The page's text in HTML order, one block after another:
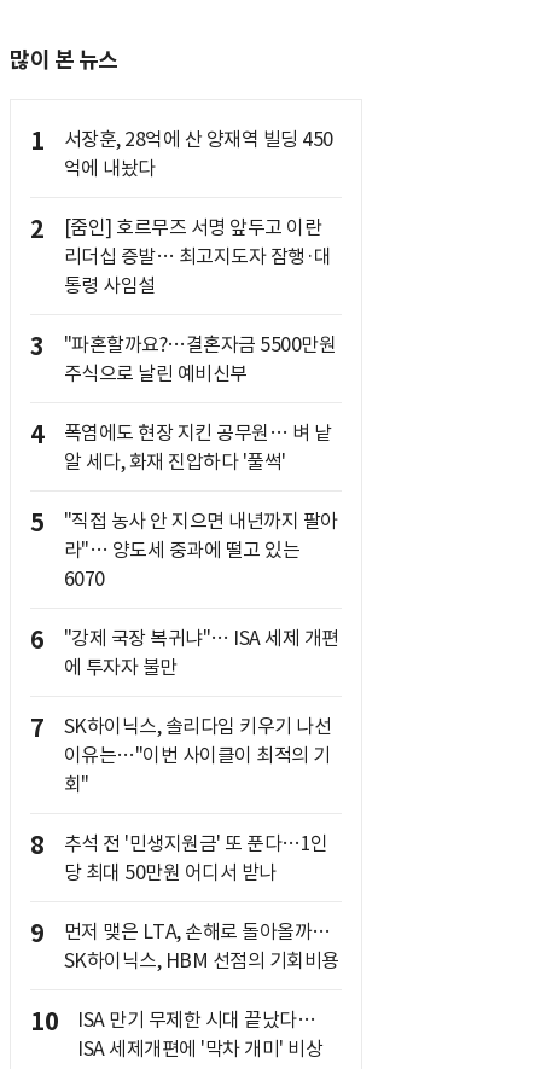
많이 본 뉴스
1
서장훈, 28억에 산 양재역 빌딩 450
억에 내놨다
2
[줌인] 호르무즈 서명 앞두고 이란
리더십 증발… 최고지도자 잠행·대
통령 사임설
3
"파혼할까요?…결혼자금 5500만원
주식으로 날린 예비신부
4
폭염에도 현장 지킨 공무원… 벼 낱
알 세다, 화재 진압하다 '풀썩'
5
"직접 농사 안 지으면 내년까지 팔아
라"… 양도세 중과에 떨고 있는
6070
6
"강제 국장 복귀냐"… ISA 세제 개편
에 투자자 불만
7
SK하이닉스, 솔리다임 키우기 나선
이유는…"이번 사이클이 최적의 기
회"
8
추석 전 '민생지원금' 또 푼다…1인
당 최대 50만원 어디서 받나
9
먼저 맺은 LTA, 손해로 돌아올까…
SK하이닉스, HBM 선점의 기회비용
10
ISA 만기 무제한 시대 끝났다…
ISA 세제개편에 '막차 개미' 비상